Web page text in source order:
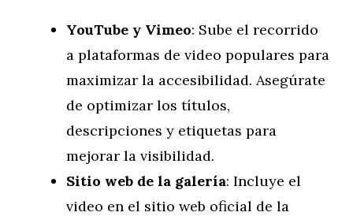
YouTube y Vimeo: Sube el recorrido
a plataformas de video populares para
maximizar la accesibilidad. Asegúrate
de optimizar los títulos,
descripciones y etiquetas para
mejorar la visibilidad.
Sitio web de la galería: Incluye el
video en el sitio web oficial de la